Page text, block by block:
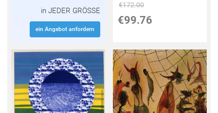
in JEDER GRÖSSE
ein Angebot anfordern
€172.00
€99.76